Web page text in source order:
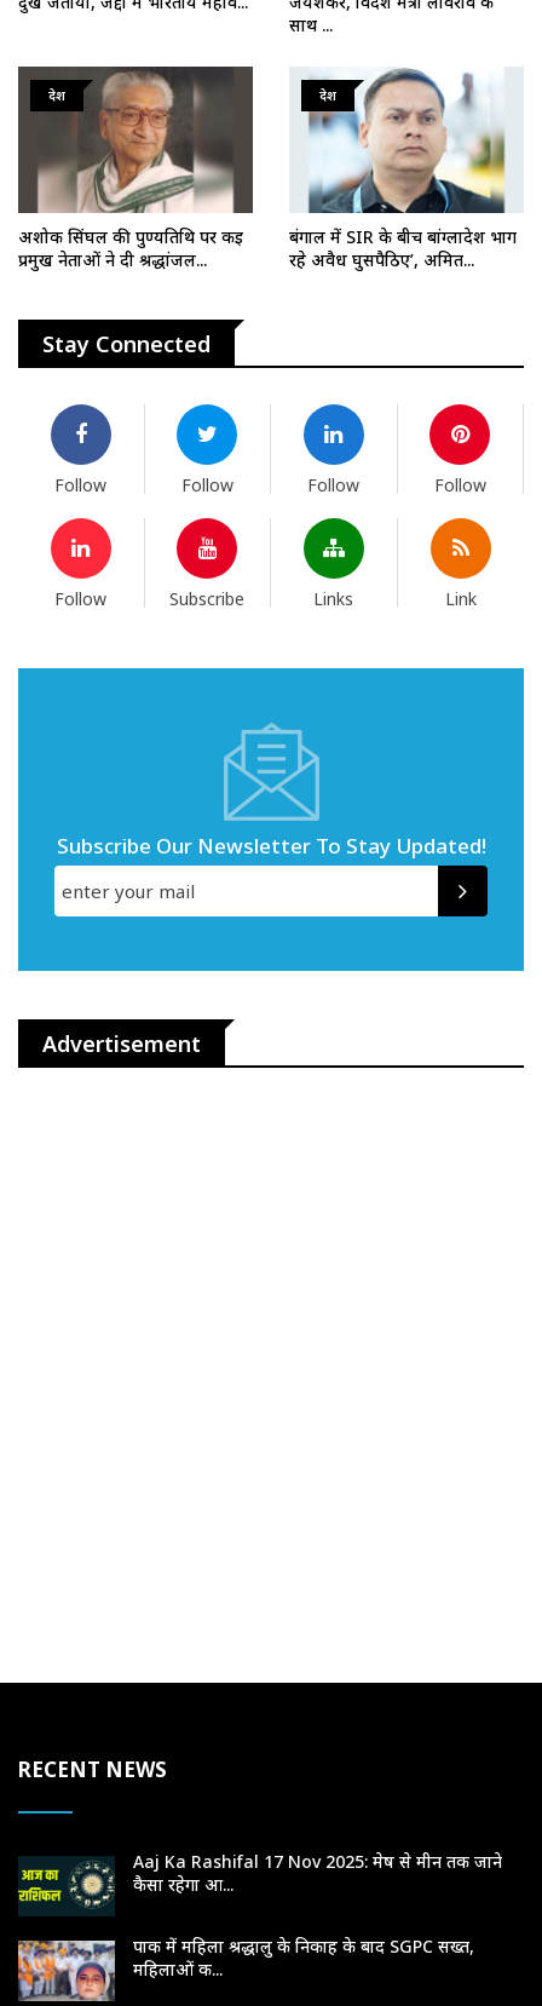
साथ ...
देश
अशोक सिंघल की पुण्यतिथि पर कई
प्रमुख नेताओं ने दी श्रद्धांजल...
देश
बंगाल में SIR के बीच बांग्लादेश भाग
रहे अवैध घुसपैठिए’, अमित...
Stay Connected
Follow Follow Follow Follow
Follow Subscribe Links Link
Subscribe Our Newsletter To Stay Updated!
Advertisement
RECENT NEWS
Aaj Ka Rashifal 17 Nov 2025: मेष से मीन तक जाने
कैसा रहेगा आ...
पाक में महिला श्रद्धालु के निकाह के बाद SGPC सख्त,
महिलाओं क...